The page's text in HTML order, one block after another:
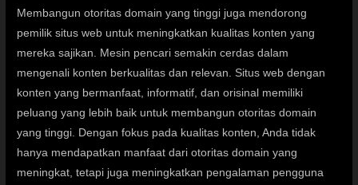
Membangun otoritas domain yang tinggi juga mendorong
pemilik situs web untuk meningkatkan kualitas konten yang
mereka sajikan. Mesin pencari semakin cerdas dalam
mengenali konten berkualitas dan relevan. Situs web dengan
konten yang bermanfaat, informatif, dan orisinal memiliki
peluang yang lebih baik untuk membangun otoritas domain
yang tinggi. Dengan fokus pada kualitas konten, Anda tidak
hanya mendapatkan manfaat dari otoritas domain yang
meningkat, tetapi juga meningkatkan pengalaman pengguna